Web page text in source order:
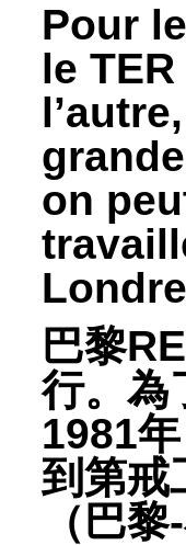
Pour
le
on
巴黎
行。為
1981
到第戒
（巴黎-